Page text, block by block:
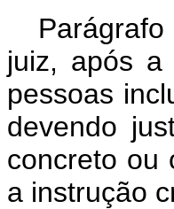
juiz, após a
pessoas
devendo
concreto ou
a instrução